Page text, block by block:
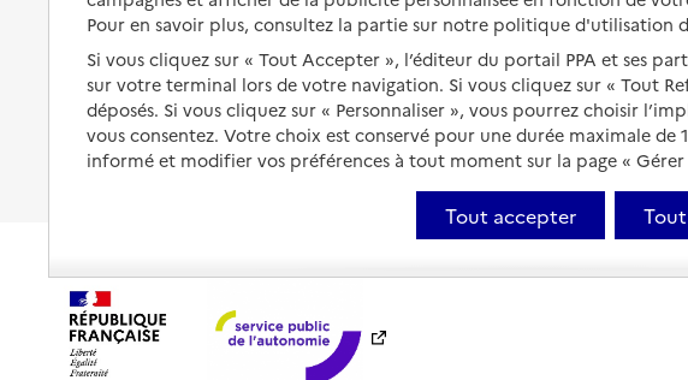
Les mesures de protection
Les obligations de la famille
À qui s’adresser ?
Les politiques du grand âge
maladie ou un handicap
Être hospitalisé
Fin de vie à domicile
Pour en savoir plus, consultez la partie sur notre politique d'utilisation
Si vous cliquez sur « Tout Accepter », l’éditeur du portail PPA et ses
sur votre terminal lors de votre navigation. Si vous cliquez sur « Tout
déposés. Si vous cliquez sur « Personnaliser », vous pourrez choisir
vous consentez. Votre choix est conservé pour une durée maximale de
informé et modifier vos préférences à tout moment sur la page « Gérer
Tout accepter